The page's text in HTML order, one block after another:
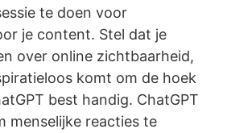
te doen voor
je content. Stel dat je
over online zichtbaarheid,
komt om de hoek
best handig. ChatGPT
menselijke reacties te